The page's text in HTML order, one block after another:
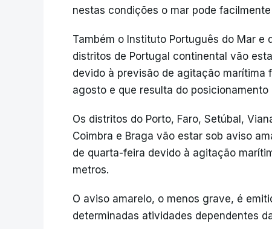
nestas condições o mar pode
Também o Instituto Português do Mar e
distritos de Portugal continental vão
devido à previsão de agitação
agosto e que resulta do
Os distritos do Porto, Faro, Setúbal,
Coimbra e Braga vão estar sob aviso
de quarta-feira devido à agitação
metros.
O aviso amarelo, o menos grave, é
determinadas atividades dependentes